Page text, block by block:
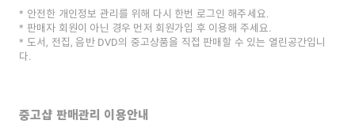
안전한 개인정보 관리를 위해 다시 한번 로그인 해주세요.
판매자 회원이 아닌 경우 먼저 회원가입 후 이용해 주세요.
도서, 전집, 음반 DVD의 중고상품을 직접 판매할 수 있는 열린공간입니
다.
중고샵 판매관리 이용안내